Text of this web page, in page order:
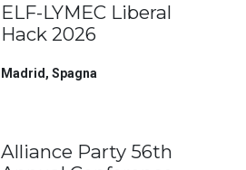
ELF-LYMEC Liberal
Hack 2026
Madrid ,Spagna
Alliance Party 56th